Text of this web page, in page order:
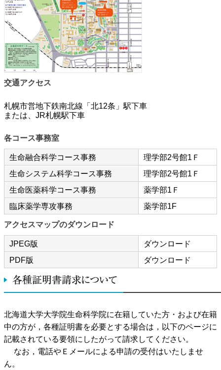
交通アクセス
札幌市営地下鉄南北線「北12条」駅下車
または、JR札幌駅下車
各コース事務室
生命融合科学コース事務
理学部2号館1Ｆ
生命システム科学コース事務
理学部2号館1Ｆ
生命医薬科学コース事務
薬学部1Ｆ
臨床薬学専攻事務
薬学部1F
アクセスマップのダウンロード
JPEG版
ダウンロード
PDF版
ダウンロード
北海道大学大学院生命科学院に在籍していた方・および在籍
中の方が，各種証明書を必要とする場合は，以下のページに
記載されている要領にしたがって請求してください。
なお，電話やＥメールによる申請の受付はいたしませ
ん。